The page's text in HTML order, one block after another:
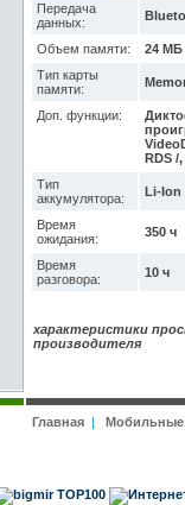
Передача
данных:
Объем памяти:
24 МБ
Тип карты
памяти:
Доп. функции:
RDS /
Тип
аккумулятора:
Li-Ion
Время
ожидания:
350 ч
Время
разговора:
10 ч
характеристики
производителя
Главная|